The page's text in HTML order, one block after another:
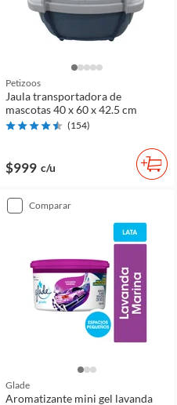
Petizoos
Jaula transportadora de
mascotas 40 x 60 x 42.5 cm
(154)
$999 c/u
comparar
Glade
Aromatizante mini gel lavanda